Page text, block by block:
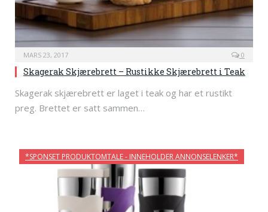
MARS 23, 2017 0
Skagerak Skjærebrett – Rustikke Skjærebrett i Teak
Skagerak skjærebrett er laget i teak og har et rustikt
preg. Brettet er satt sammen…
*SPONSET PRODUKTOMTALE - INNEHOLDER ANNONSELENKER*